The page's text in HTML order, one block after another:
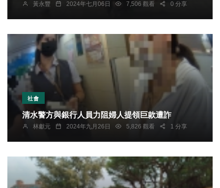
黃永豐 2024年七月06日 7,506 觀看 0 分享
社會
清水警方與銀行人員力阻婦人提領巨款遭詐
林獻元 2024年九月26日 5,826 觀看 1 分享